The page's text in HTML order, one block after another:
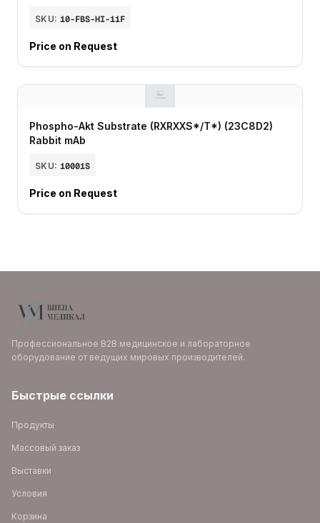
SKU: 10-FBS-HI-11F
Price on Request
Phospho-Akt Substrate (RXRXXS*/T*) (23C8D2)
Rabbit mAb
SKU: 10001S
Price on Request
Профессиональное B2B медицинское и лабораторное
оборудование от ведущих мировых производителей.
Быстрые ссылки
Продукты
Массовый заказ
Выставки
Условия
Корзина